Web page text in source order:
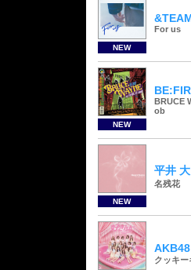
NEW
For us
NEW
BRUCE
ob
NEW
平井 大
名残花
AKB48
クッキー